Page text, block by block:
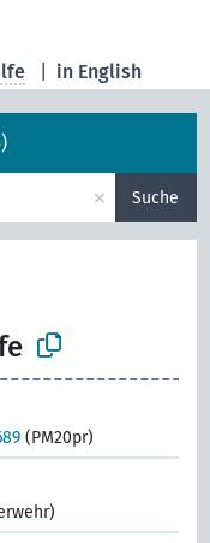
in English
× Suche
(PM20pr)